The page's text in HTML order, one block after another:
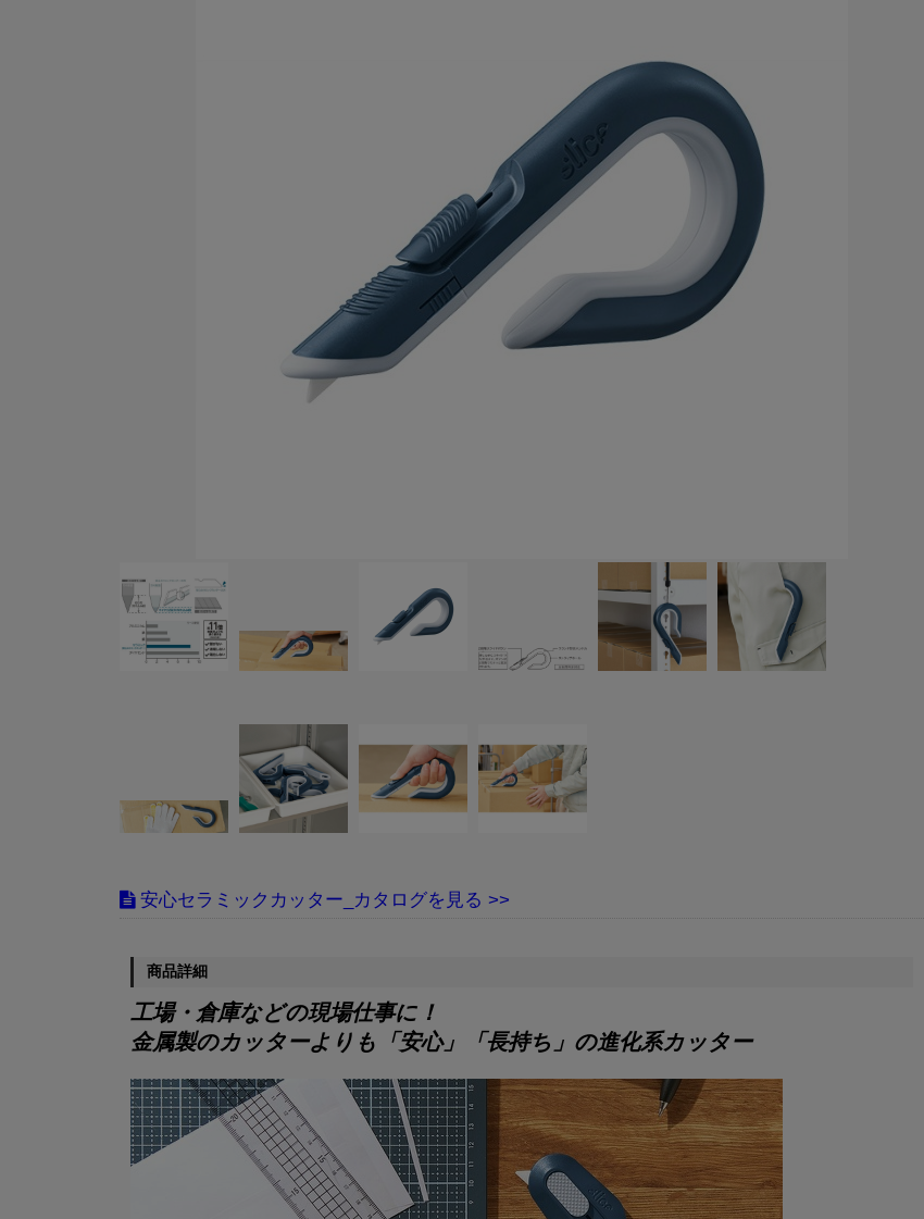
安心セラミックカッター_カタログ
商品詳細
工場・倉庫などの現場仕事に！
金属製のカッターよりも「安心」「長持ち」の進化系カッター